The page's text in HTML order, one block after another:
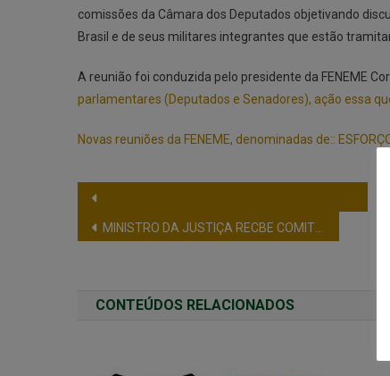
comissões da Câmara dos Deputados objetivando
Brasil e de seus militares integrantes que estão
A reunião foi conduzida pelo presidente da FENEME
parlamentares (Deputados e Senadores), ação essa
Novas reuniões da FENEME, denominadas de::
MINISTRO DA JUSTIÇA RECBE COMITIVA DA FENEME
CONTEÚDOS RELACIONADOS